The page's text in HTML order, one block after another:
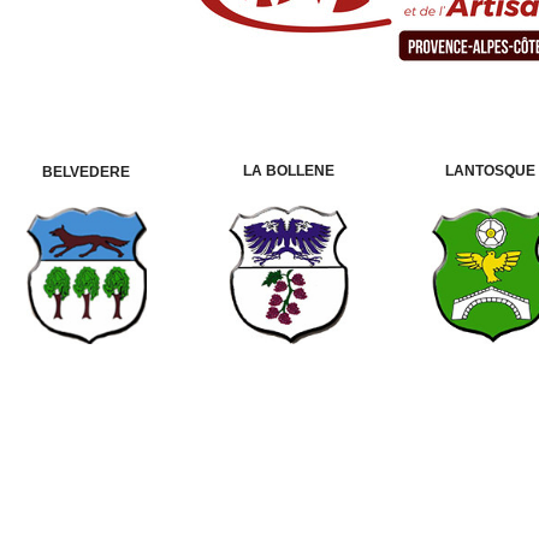
BELVEDERE LA BOLLENE LANTOSQUE